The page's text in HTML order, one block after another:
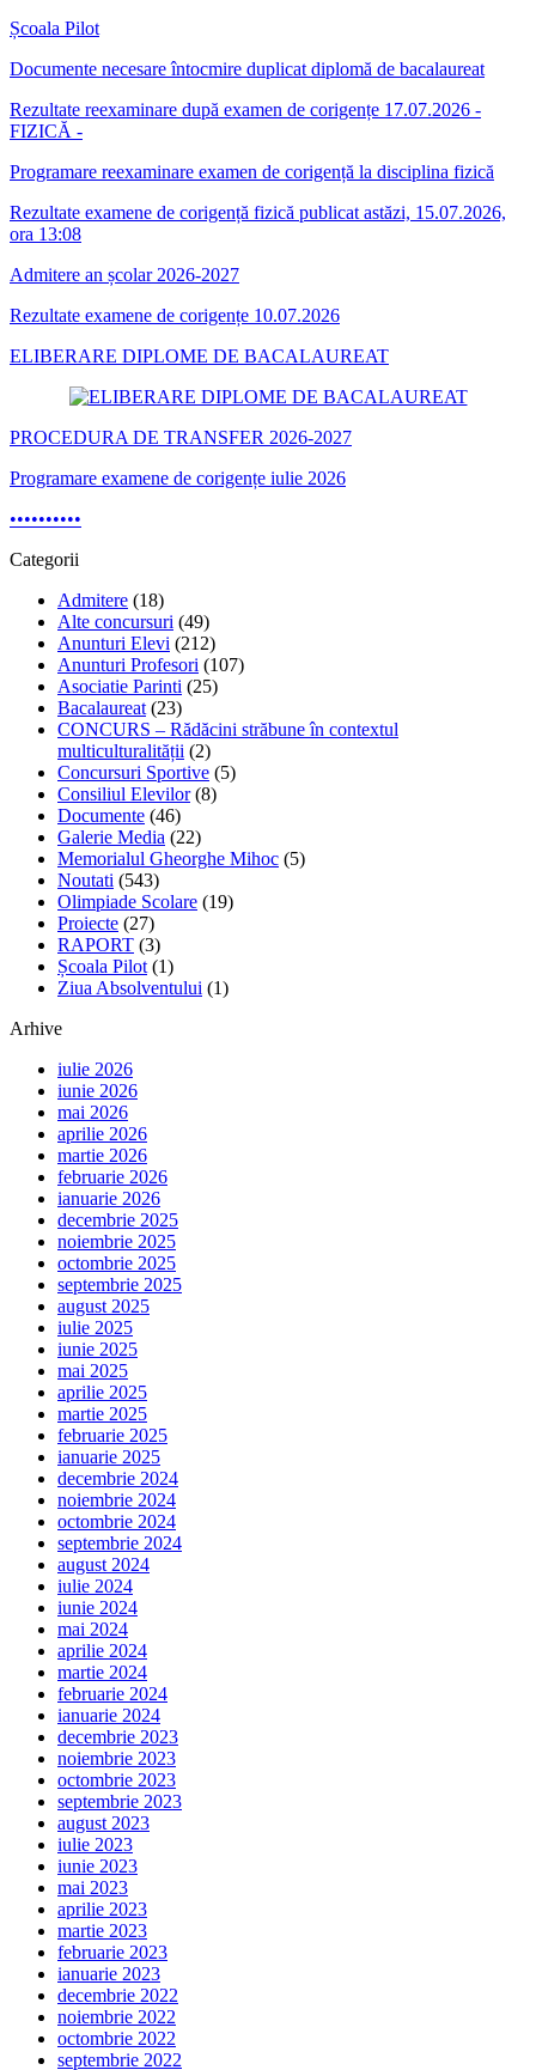
Școala Pilot
Documente necesare întocmire duplicat diplomă de bacalaureat
Rezultate reexaminare după examen de corigențe 17.07.2026 -
FIZICĂ -
Programare reexaminare examen de corigență la disciplina fizică
Rezultate examene de corigență fizică publicat astăzi, 15.07.2026,
ora 13:08
Admitere an școlar 2026-2027
Rezultate examene de corigențe 10.07.2026
ELIBERARE DIPLOME DE BACALAUREAT
PROCEDURA DE TRANSFER 2026-2027
Programare examene de corigențe iulie 2026
••••••••••
Categorii
Admitere (18)
Alte concursuri (49)
Anunturi Elevi (212)
Anunturi Profesori (107)
Asociatie Parinti (25)
Bacalaureat(23)
CONCURS – Rădăcini străbune în contextul
multiculturalității (2)
Concursuri Sportive (5)
Consiliul Elevilor(8)
Documente (46)
Galerie Media (22)
Memorialul Gheorghe Mihoc (5)
Noutati (543)
Olimpiade Scolare (19)
Proiecte (27)
RAPORT (3)
Școala Pilot(1)
Ziua Absolventului (1)
Arhive
iulie 2026
iunie 2026
mai 2026
aprilie 2026
martie 2026
februarie 2026
ianuarie 2026
decembrie 2025
noiembrie 2025
octombrie 2025
septembrie 2025
august 2025
iulie 2025
iunie 2025
mai 2025
aprilie 2025
martie 2025
februarie 2025
ianuarie 2025
decembrie 2024
noiembrie 2024
octombrie 2024
septembrie 2024
august 2024
iulie 2024
iunie 2024
mai 2024
aprilie 2024
martie 2024
februarie 2024
ianuarie 2024
decembrie 2023
noiembrie 2023
octombrie 2023
septembrie 2023
august 2023
iulie 2023
iunie 2023
mai 2023
aprilie 2023
martie 2023
februarie 2023
ianuarie 2023
decembrie 2022
noiembrie 2022
octombrie 2022
septembrie 2022